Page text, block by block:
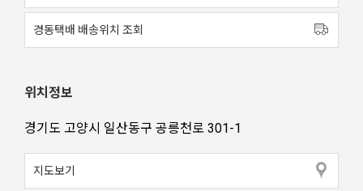
경동택배 배송위치 조회
위치정보
경기도 고양시 일산동구 공릉천로 301-1
지도보기